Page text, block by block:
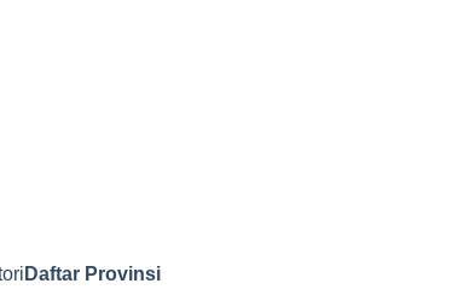
Daftar Provinsi